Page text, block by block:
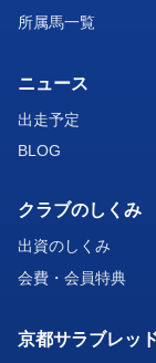
所属馬一覧
ニュース
出走予定
BLOG
クラブのしくみ
出資のしくみ
会費・会員特典
京都サラブレッ